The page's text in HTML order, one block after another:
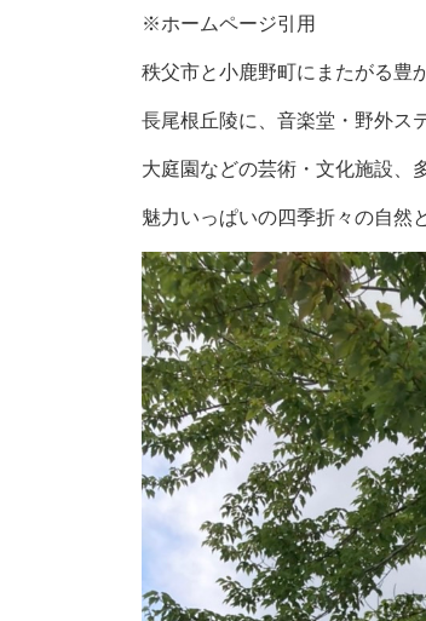
※ホームページ引用
秩父市と小鹿野町にまたがる豊
長尾根丘陵に、音楽堂・野外ス
大庭園などの芸術・文化施設、
魅力いっぱいの四季折々の自然